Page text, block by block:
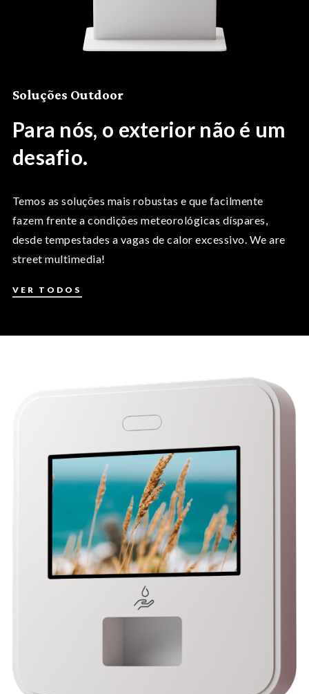
Soluções Outdoor
Para nós, o exterior não é um
desafio.
Temos as soluções mais robustas e que facilmente
fazem frente a condições meteorológicas díspares,
desde tempestades a vagas de calor excessivo. We are
street multimedia!
VER TODOS